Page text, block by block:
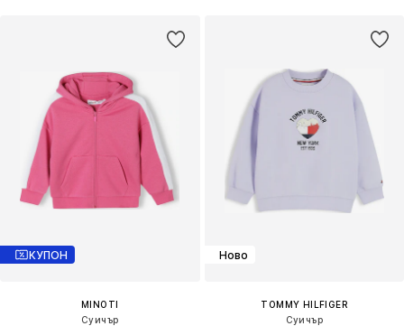
КУПОН
MINOTI
Суичър
Ново
TOMMY HILFIGER
Суичър